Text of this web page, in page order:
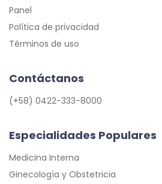
Panel
Política de privacidad
Términos de uso
Contáctanos
(+58) 0422-333-8000
Especialidades Populares
Medicina Interna
Ginecología y Obstetricia